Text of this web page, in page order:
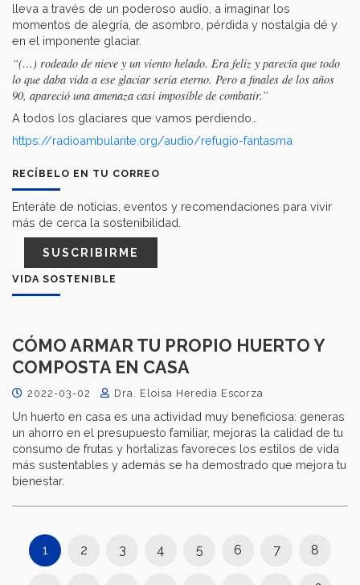
lleva a través de un poderoso audio, a imaginar los
momentos de alegría, de asombro, pérdida y nostalgia dé y
en el imponente glaciar.
“(…) rodeado de nieve y un viento helado. Era feliz y parecía que todo
lo que daba vida a ese glaciar sería eterno. Pero a finales de los años
90, apareció una amenaza casi imposible de combatir.”
A todos los glaciares que vamos perdiendo…
https://radioambulante.org/audio/refugio-fantasma
RECÍBELO EN TU CORREO
Enteráte de noticias, eventos y recomendaciones para vivir
más de cerca la sostenibilidad.
SUSCRIBIRME
VIDA SOSTENIBLE
CÓMO ARMAR TU PROPIO HUERTO Y
COMPOSTA EN CASA
2022-03-02 Dra. Eloisa Heredia Escorza
Un huerto en casa es una actividad muy beneficiosa: generas
un ahorro en el presupuesto familiar, mejoras la calidad de tu
consumo de frutas y hortalizas favoreces los estilos de vida
más sustentables y además se ha demostrado que mejora tu
bienestar.
1 2 3 4 5 6 7 8